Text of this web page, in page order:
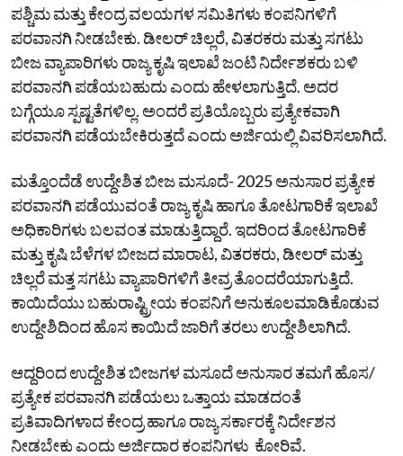
ಪಶ್ಚಿಮ ಮತ್ತು ಕೇಂದ್ರ ವಲಯಗಳ ಸಮಿತಿಗಳು ಕಂಪನಿಗಳಿಗೆ
ಪರವಾನಗಿ ನೀಡಬೇಕು. ಡೀಲರ್ ಚಿಲ್ಲರೆ, ವಿತರಕರು ಮತ್ತು ಸಗಟು
ಬೀಜ ವ್ಯಾಪಾರಿಗಳು ರಾಜ್ಯ ಕೃಷಿ‌ ಇಲಾಖೆ ಜಂಟಿ ನಿರ್ದೇಶಕರು ಬಳಿ
ಪರವಾನಗಿ ಪಡೆಯಬಹುದು ಎಂದು ಹೇಳಲಾಗುತ್ತಿದೆ. ಅದರ
ಬಗ್ಗೆಯೂ ಸ್ಪಷ್ಟತೆಗಳಿಲ್ಲ.‌ ಅಂದರೆ ಪ್ರತಿಯೊಬ್ಬರು ಪ್ರತ್ಯೇಕವಾಗಿ
ಪರವಾನಗಿ ಪಡೆಯಬೇಕಿರುತ್ತದೆ ಎಂದು ಅರ್ಜಿಯಲ್ಲಿ ವಿವರಿಸಲಾಗಿದೆ.
ಮತ್ತೊಂದೆಡೆ ಉದ್ದೇಶಿತ ಬೀಜ ಮಸೂದೆ- 2025 ಅನುಸಾರ ಪ್ರತ್ಯೇಕ
ಪರವಾನಗಿ ಪಡೆಯುವಂತೆ ರಾಜ್ಯ ಕೃಷಿ ಹಾಗೂ ತೋಟಗಾರಿಕೆ ಇಲಾಖೆ
ಅಧಿಕಾರಿಗಳು ಬಲವಂತ ಮಾಡುತ್ತಿದ್ದಾರೆ. ಇದರಿಂದ ತೋಟಗಾರಿಕೆ
ಮತ್ತು ಕೃಷಿ ಬೆಳೆಗಳ ಬೀಜದ ಮಾರಾಟ, ವಿತರಕರು, ಡೀಲರ್ ಮತ್ತು
ಚಿಲ್ಲರೆ ಮತ್ತ ಸಗಟು ವ್ಯಾಪಾರಿಗಳಿಗೆ ತೀವ್ರ ತೊಂದರೆಯಾಗುತ್ತಿದೆ.
ಕಾಯಿದೆಯು ಬಹುರಾಷ್ಟ್ರೀಯ ಕಂಪನಿಗೆ ಅನುಕೂಲ‌ಮಾಡಿಕೊಡುವ
ಉದ್ದೇಶಿದಿಂದ‌ ಹೊಸ ಕಾಯಿದೆ ಜಾರಿಗೆ ತರಲು ಉದ್ದೇಶಿಲಾಗಿದೆ.
ಆದ್ದರಿಂದ ಉದ್ದೇಶಿತ ಬೀಜಗಳ ಮಸೂದೆ ಅನುಸಾರ ತಮಗೆ ಹೊಸ/
ಪ್ರತ್ಯೇಕ ಪರವಾನಗಿ ಪಡೆಯಲು‌ ಒತ್ತಾಯ ಮಾಡದಂತೆ
ಪ್ರತಿವಾದಿಗಳಾದ ಕೇಂದ್ರ ಹಾಗೂ ರಾಜ್ಯ ಸರ್ಕಾರಕ್ಕೆ ನಿರ್ದೇಶನ
ನೀಡಬೇಕು ಎಂದು ಅರ್ಜಿದಾರ ಕಂಪನಿಗಳು ಕೋರಿವೆ.